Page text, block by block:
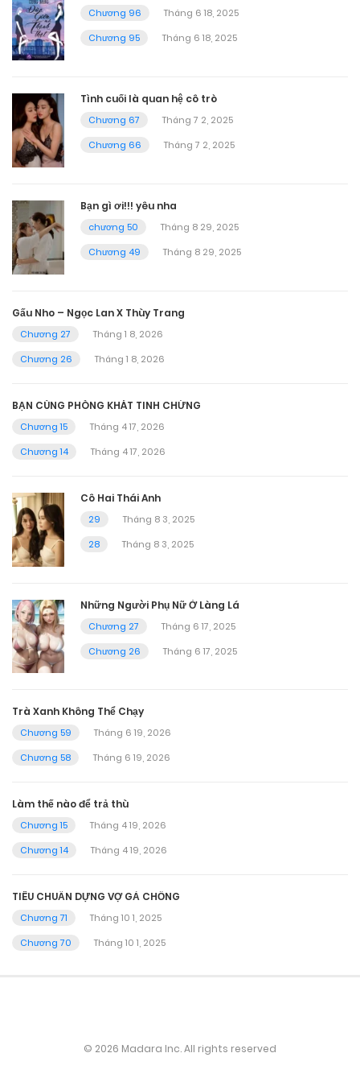
Chương 96
Tháng 6 18, 2025
Chương 95
Tháng 6 18, 2025
Tình cuối là quan hệ cô trò
Chương 67
Tháng 7 2, 2025
Chương 66
Tháng 7 2, 2025
Bạn gì ơi!!! yêu nha
chương 50
Tháng 8 29, 2025
Chương 49
Tháng 8 29, 2025
Gấu Nho – Ngọc Lan X Thùy Trang
Chương 27
Tháng 1 8, 2026
Chương 26
Tháng 1 8, 2026
BẠN CÙNG PHÒNG KHÁT TINH CHỨNG
Chương 15
Tháng 4 17, 2026
Chương 14
Tháng 4 17, 2026
Cô Hai Thái Anh
29
Tháng 8 3, 2025
28
Tháng 8 3, 2025
Những Người Phụ Nữ Ở Làng Lá
Chương 27
Tháng 6 17, 2025
Chương 26
Tháng 6 17, 2025
Trà Xanh Không Thể Chạy
Chương 59
Tháng 6 19, 2026
Chương 58
Tháng 6 19, 2026
Làm thế nào để trả thù
Chương 15
Tháng 4 19, 2026
Chương 14
Tháng 4 19, 2026
TIÊU CHUẨN DỰNG VỢ GẢ CHỒNG
Chương 71
Tháng 10 1, 2025
Chương 70
Tháng 10 1, 2025
© 2026 Madara Inc. All rights reserved